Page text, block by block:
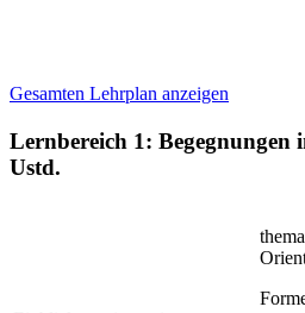
Gesamten Lehrplan anzeigen
Lernbereich 1: Begegnungen
Ustd.